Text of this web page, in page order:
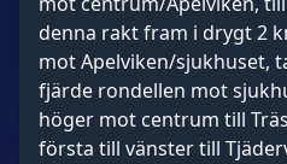
denna rakt fram i drygt 2
mot Apelviken/sjukhuset,
fjärde rondellen mot
höger mot centrum till
första till vänster till